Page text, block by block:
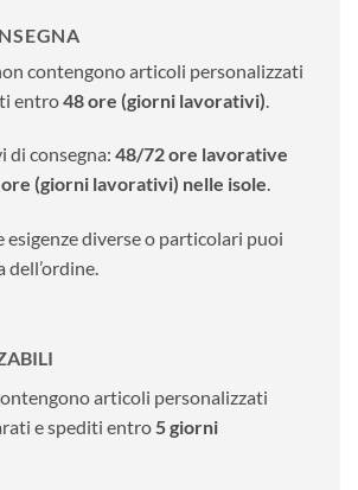
contengono articoli personalizzati
entro48 ore (giorni lavorativi)
di consegna: 48/72 ore lavorative
(giorni lavorativi) nelle isole.
esigenze diverse o particolari puoi
dell’ordine.
articoli personalizzati
e spediti entro5 giorni